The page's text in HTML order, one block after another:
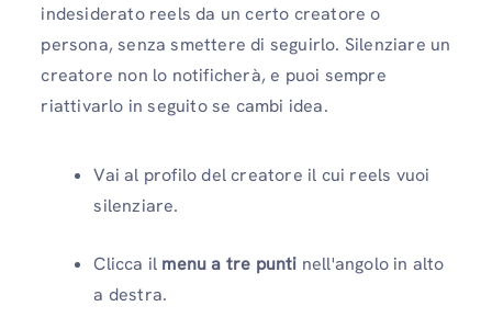
indesiderato reels da un certo creatore o
persona, senza smettere di seguirlo. Silenziare un
creatore non lo notificherà, e puoi sempre
riattivarlo in seguito se cambi idea.
Vai al profilo del creatore il cui reels vuoi
silenziare.
Clicca il menu a tre punti nell'angolo in alto
a destra.